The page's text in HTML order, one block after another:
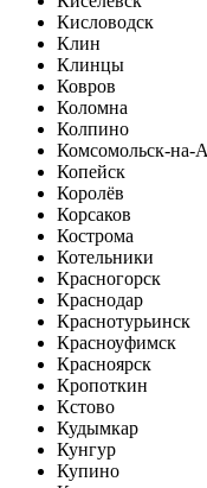
Кисловодск
Клин
Клинцы
Ковров
Коломна
Колпино
Комсомольск-на-
Копейск
Королёв
Корсаков
Кострома
Котельники
Красногорск
Краснодар
Краснотурьинск
Красноуфимск
Красноярск
Кропоткин
Кстово
Кудымкар
Кунгур
Купино